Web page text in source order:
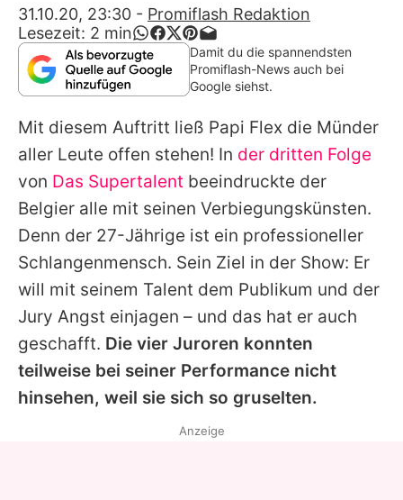
App runterladen
Team
Redaktionelle Richtlinien
Impressum
Datenschutzerklärung
Nutzungsbedingungen
Utiq verwalten
31.10.20, 23:30 - Promiflash Redaktion
Lesezeit: 2 min
Damit du die spannendsten
Promiflash-News auch bei
Google siehst.
Mit diesem Auftritt ließ Papi Flex die Münder
aller Leute offen stehen! In der dritten Folge
von Das Supertalent beeindruckte der
Belgier alle mit seinen Verbiegungskünsten.
Denn der 27-Jährige ist ein professioneller
Schlangenmensch. Sein Ziel in der Show: Er
will mit seinem Talent dem Publikum und der
Jury Angst einjagen – und das hat er auch
geschafft. Die vier Juroren konnten
teilweise bei seiner Performance nicht
hinsehen, weil sie sich so gruselten.
Anzeige